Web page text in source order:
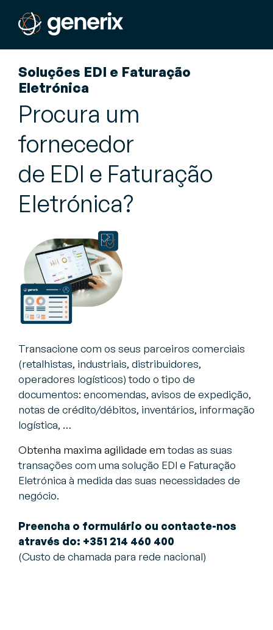
Soluções EDI e Faturação
Eletrónica
Procura um
fornecedor
de EDI e Faturação
Eletrónica?
Transacione com os seus parceiros comerciais
(retalhistas, industriais, distribuidores,
operadores logísticos) todo o tipo de
documentos: encomendas, avisos de expedição,
notas de crédito/débitos, inventários, informação
logística, …
Obtenha maxima agilidade emtodas as suas
transações com uma solução EDI e Faturação
Eletrónica à medida das suas necessidades de
negócio.
Preencha o formulário ou contacte-nos
através do: +351 214 460 400
(Custo de chamada para rede nacional)